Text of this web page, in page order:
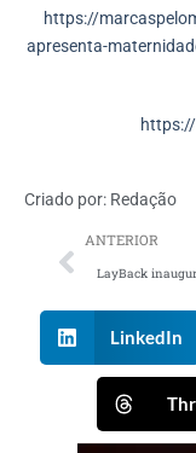
https://
apresenta-
Criado por: Redação
ANTERIOR
LinkedIn